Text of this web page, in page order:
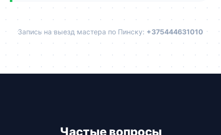
Запись на выезд мастера по Пинску: +375444631010
Частые вопросы